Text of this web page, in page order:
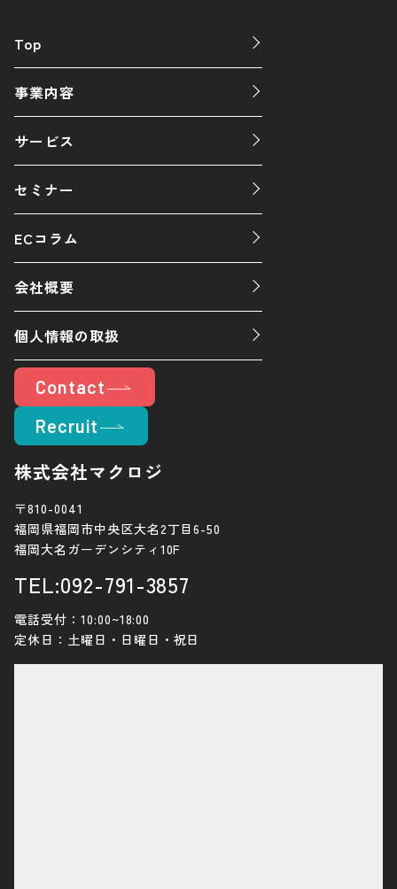
Top
事業内容
サービス
セミナー
ECコラム
会社概要
個人情報の取扱
Contact
Recruit
株式会社マクロジ
〒810-0041
福岡県福岡市中央区大名2丁目6-50
福岡大名ガーデンシティ10F
TEL:092-791-3857
電話受付：10:00~18:00
定休日：土曜日・日曜日・祝日